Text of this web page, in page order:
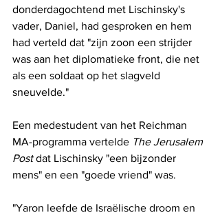
donderdagochtend met Lischinsky's
vader, Daniel, had gesproken en hem
had verteld dat "zijn zoon een strijder
was aan het diplomatieke front, die net
als een soldaat op het slagveld
sneuvelde."
Een medestudent van het Reichman
MA-programma vertelde The Jerusalem
Post dat Lischinsky "een bijzonder
mens" en een "goede vriend" was.
"Yaron leefde de Israëlische droom en